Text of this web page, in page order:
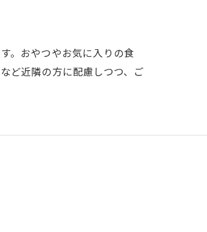
。おやつやお気に入りの食
ど近隣の方に配慮しつつ、ご